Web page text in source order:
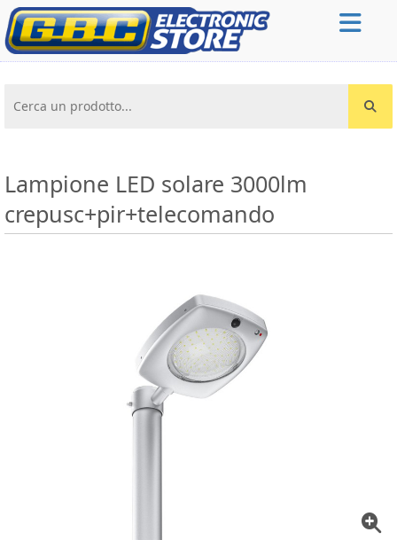
Cerca un prodotto...
Lampione LED solare 3000lm
crepusc+pir+telecomando